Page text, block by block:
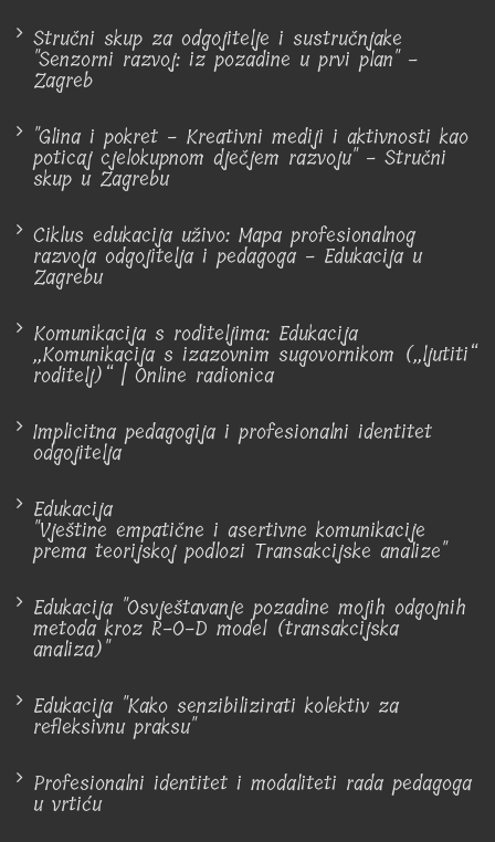
Stručni skup za odgojitelje i sustručnjake
"Senzorni razvoj: iz pozadine u prvi plan" -
Zagreb
"Glina i pokret - Kreativni mediji i aktivnosti kao
poticaj cjelokupnom dječjem razvoju" - Stručni
skup u Zagrebu
Ciklus edukacija uživo: Mapa profesionalnog
razvoja odgojitelja i pedagoga - Edukacija u
Zagrebu
Komunikacija s roditeljima: Edukacija
„Komunikacija s izazovnim sugovornikom („ljutiti“
roditelj)“ | Online radionica
Implicitna pedagogija i profesionalni identitet
odgojitelja
Edukacija
"Vještine empatične i asertivne komunikacije
prema teorijskoj podlozi Transakcijske analize"
Edukacija "Osvještavanje pozadine mojih odgojnih
metoda kroz R-O-D model (transakcijska
analiza)"
Edukacija "Kako senzibilizirati kolektiv za
refleksivnu praksu"
Profesionalni identitet i modaliteti rada pedagoga
u vrtiću